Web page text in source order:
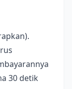
30 detik